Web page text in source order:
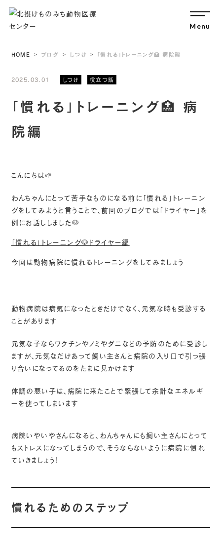
HOME ブログ しつけ 「慣れる」トレーニング🏥 病院編
2025.03.01 しつけ 役立つ話
「慣れる」トレーニング🏥 病
院編
こんにちは🌱
わんちゃんにとって苦手なものになる前に「慣れる」トレーニン
グをしてみようと言うことで、前回のブログでは「ドライヤー」を
例にお話ししました🐶
「慣れる」トレーニング🐶ドライヤー編
今回は動物病院に慣れるトレーニングをしてみましょう
動物病院は病気になったときだけでなく、元気な時も受診する
ことがあります
元気な子ならワクチンやノミやダニなどの予防のために受診し
ますが、元気なだけあって飼い主さんと病院の入り口で引っ張
り合いになってるのをたまに見かけます
体調の悪い子は、病院に来たことで緊張して余計なエネルギ
ーを使ってしまいます
病院いやいやさんになると、わんちゃんにも飼い主さんにとって
もストレスになってしまうので、そうならないように病院に慣れ
ていきましょう！
慣れるためのステップ
Menu